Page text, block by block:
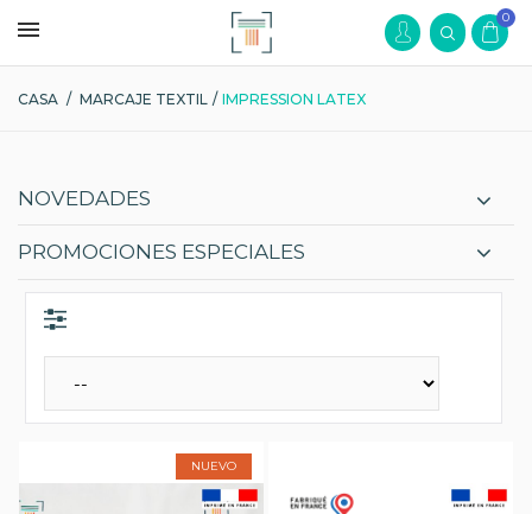
0
CASA / MARCAJE TEXTIL / IMPRESSION LATEX
NOVEDADES
PROMOCIONES ESPECIALES
NUEVO